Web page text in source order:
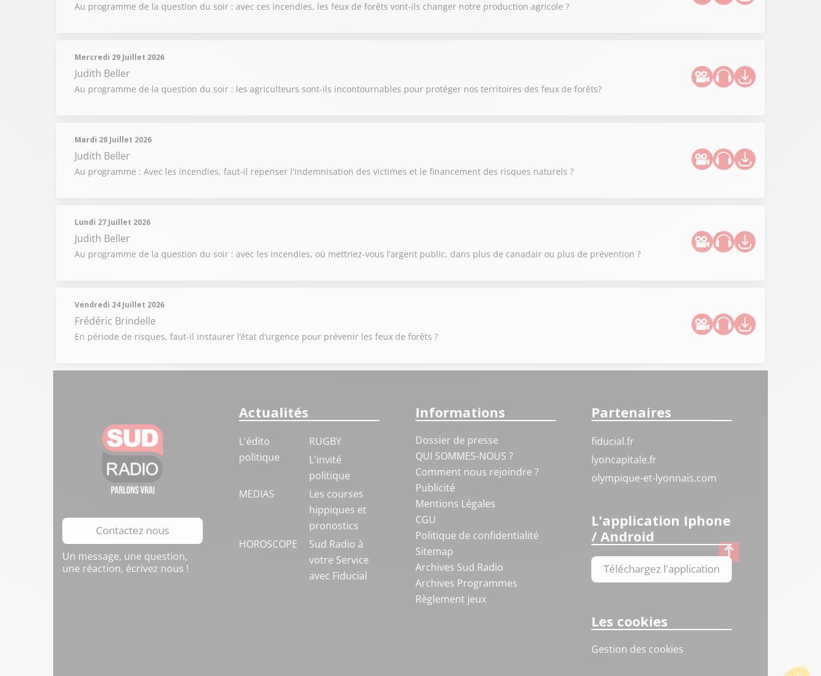
Au programme de la question du soir : avec ces incendies, les feux de forêts vont-ils changer notre production agricole ?
Mercredi 29 Juillet 2026
Judith Beller
Au programme de la question du soir : les agriculteurs sont-ils incontournables pour protéger nos territoires des feux de forêts?
Mardi 28 Juillet 2026
Judith Beller
Au programme : Avec les incendies, faut-il repenser l'indemnisation des victimes et le financement des risques naturels ?
Lundi 27 Juillet 2026
Judith Beller
Au programme de la question du soir : avec les incendies, où mettriez-vous l’argent public, dans plus de canadair ou plus de prévention ?
Vendredi 24 Juillet 2026
Frédéric Brindelle
En période de risques, faut-il instaurer l’état d’urgence pour prévenir les feux de forêts ?
Contactez nous
Un message, une question,
une réaction, écrivez nous !
Actualités
L'édito
politique
RUGBY
L'invité
politique
MEDIAS
Les courses
hippiques et
pronostics
HOROSCOPE
Sud Radio à
votre Service
avec Fiducial
Informations
Dossier de presse
QUI SOMMES-NOUS ?
Comment nous rejoindre ?
Publicité
Mentions Légales
CGU
Politique de confidentialité
Sitemap
Archives Sud Radio
Archives Programmes
Règlement jeux
Partenaires
fiducial.fr
lyoncapitale.fr
olympique-et-lyonnais.com
L'application Iphone
/ Android
Téléchargez l'application
Les cookies
Gestion des cookies